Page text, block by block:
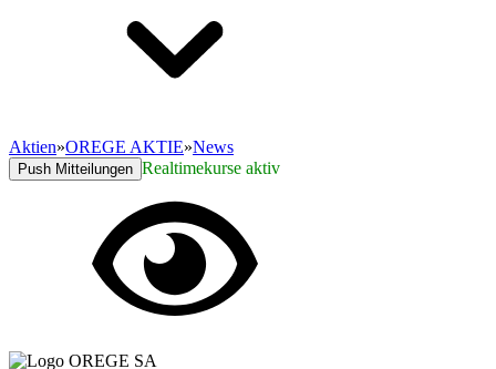
Aktien»OREGE AKTIE»News
Push Mitteilungen Realtimekurse aktiv